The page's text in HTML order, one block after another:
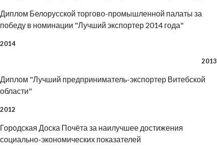
Диплом Белорусской торгово-промышленной палаты за
победу в номинации "Лучший экспортер 2014 года"
2014
2013
Диплом "Лучший предприниматель-экспортер Витебской
области"
2012
Городская Доска Почёта за наилучшее достижения
социально-экономических показателей